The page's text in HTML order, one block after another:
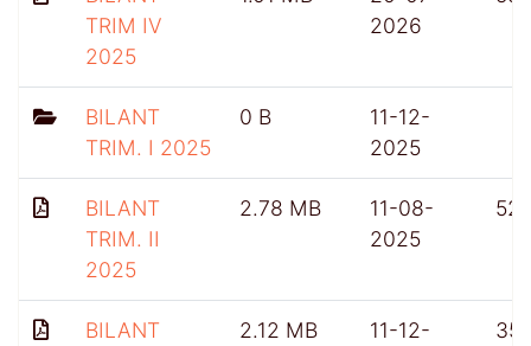
TRIM IV
2025
2026
BILANT
TRIM. I 2025
0 B
11-12-
2025
BILANT
TRIM. II
2025
2.78 MB
11-08-
2025
BILANT
2.12 MB
11-12-
351